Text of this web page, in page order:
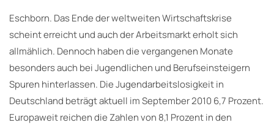
Eschborn. Das Ende der weltweiten Wirtschaftskrise
scheint erreicht und auch der Arbeitsmarkt erholt sich
allmählich. Dennoch haben die vergangenen Monate
besonders auch bei Jugendlichen und Berufseinsteigern
Spuren hinterlassen. Die Jugendarbeitslosigkeit in
Deutschland beträgt aktuell im September 2010 6,7 Prozent.
Europaweit reichen die Zahlen von 8,1 Prozent in den